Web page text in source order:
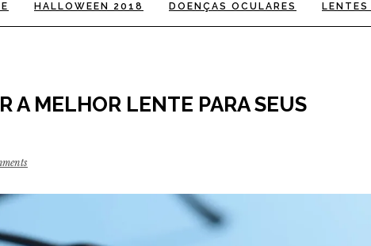
HALLOWEEN 2018 DOENÇAS OCULARES
A MELHOR LENTE PARA SEUS